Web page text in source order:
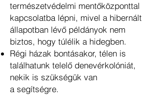
természetvédelmi mentőközponttal
kapcsolatba lépni, mivel a hibernált
állapotban lévő példányok nem
biztos, hogy túlélik a hidegben.
Régi házak bontásakor, télen is
találhatunk telelő denevérkolóniát,
nekik is szükségük van
a segítségre.